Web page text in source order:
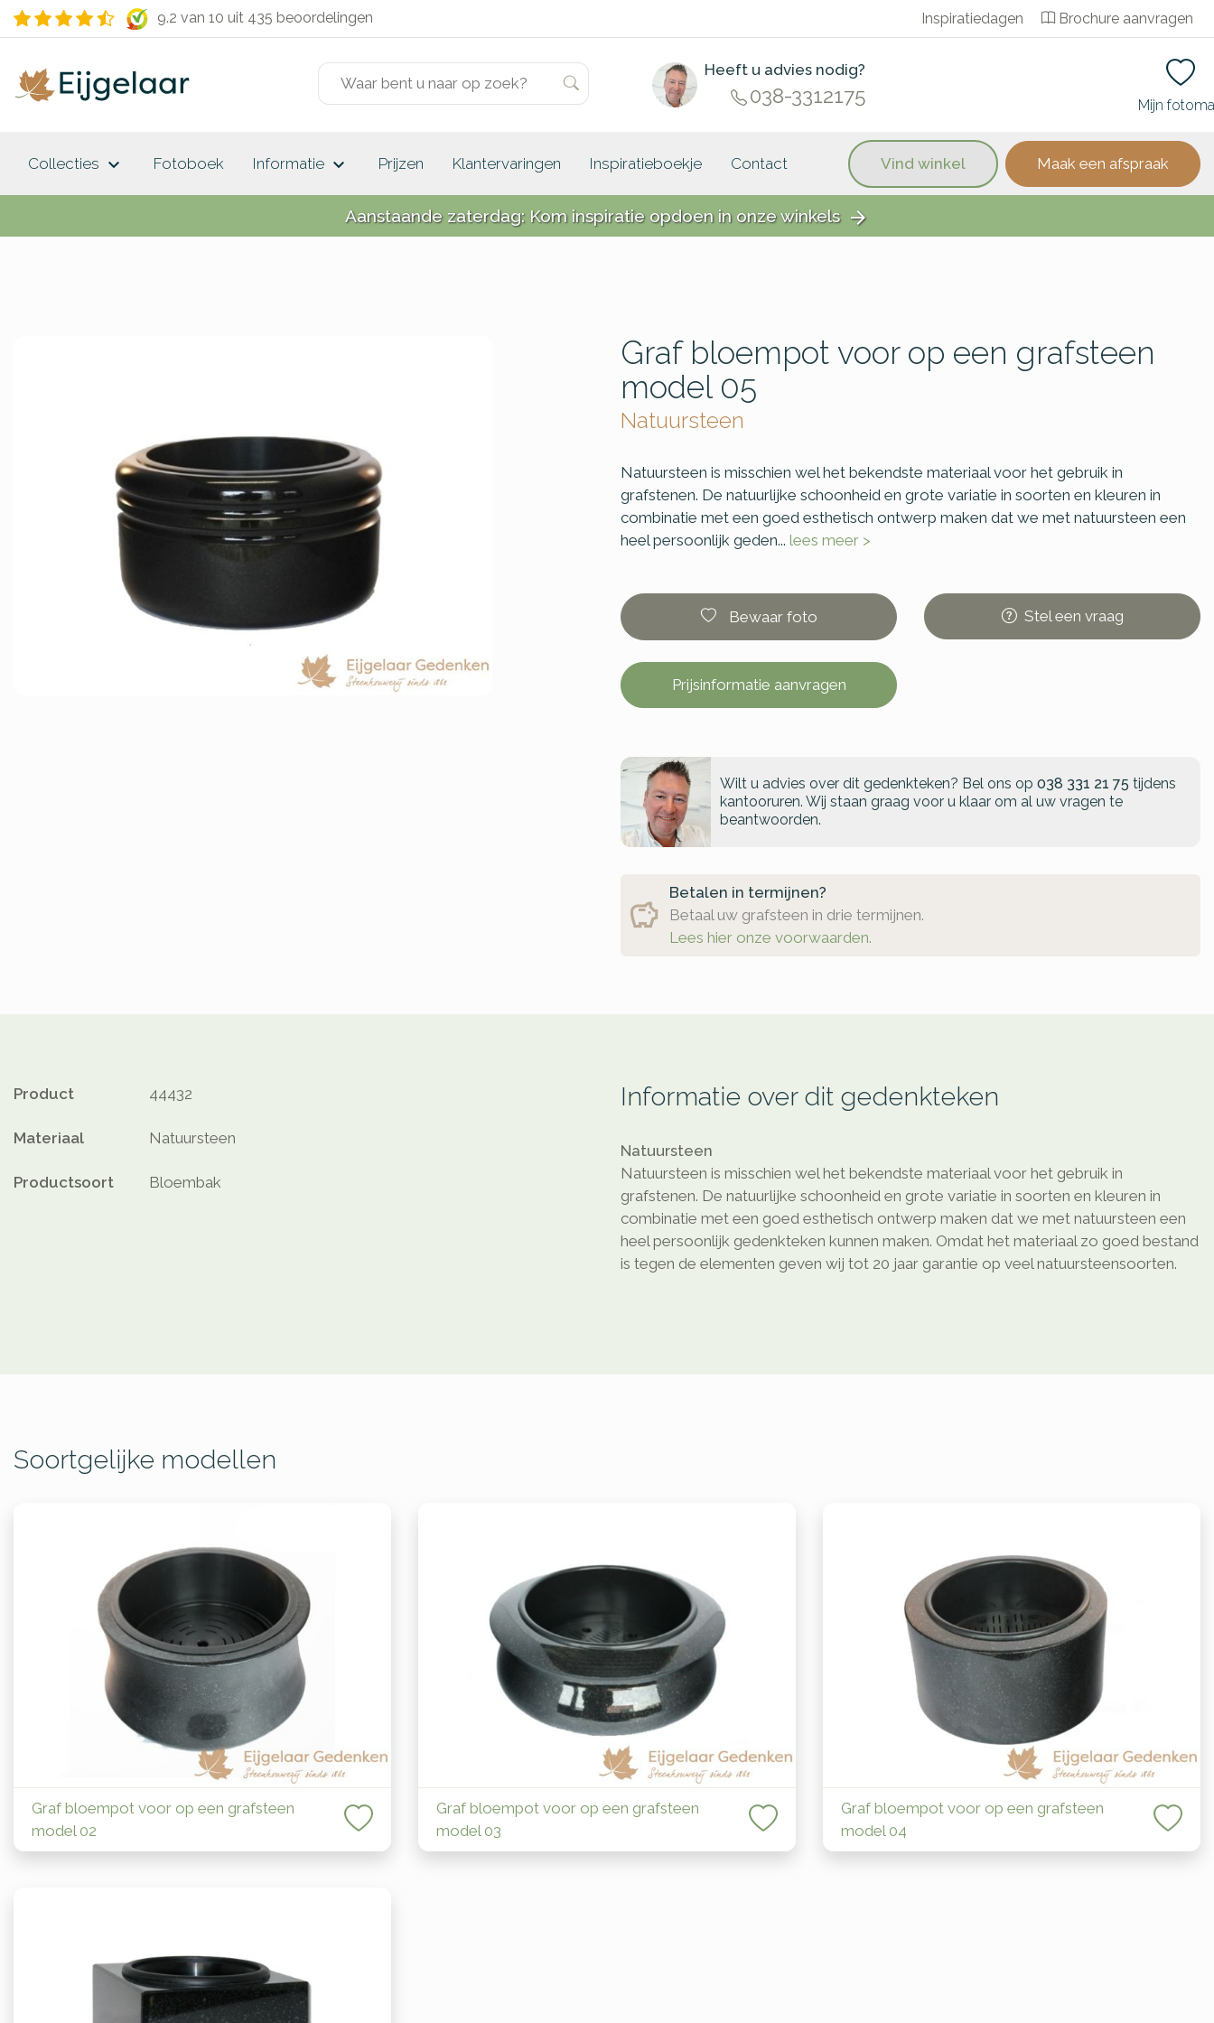
9.2 van 10 uit 435 beoordelingen Inspiratiedagen Brochure aanvragen
Heeft u advies nodig?
038-3312175 Mijn
Collecties keyboard_arrow_down Fotoboek Informatie keyboard_arrow_down Prijzen Klantervaringen Inspiratieboekje Contact Vind winkel Maak een afspraak
Aanstaande zaterdag: Kom inspiratie opdoen in onze winkels arrow_forward
Graf bloempot voor op een grafsteen
model 05
Natuursteen
Natuursteen is misschien wel het bekendste materiaal voor het gebruik in
grafstenen. De natuurlijke schoonheid en grote variatie in soorten en kleuren in
combinatie met een goed esthetisch ontwerp maken dat we met natuursteen een
heel persoonlijk geden... lees meer >
Bewaar foto Steleen vraag
Prijsinformatie aanvragen
Wilt u advies over dit gedenkteken? Bel ons op 038 331 21 75 tijdens
kantooruren. Wij staan graag voor u klaar om al uw vragen te
beantwoorden.
Betalen in termijnen?
Betaal uw grafsteen in drie termijnen.
Lees hier onze voorwaarden.
Product 44432
Materiaal Natuursteen
Productsoort Bloembak
Informatie over dit gedenkteken
Natuursteen
Natuursteen is misschien wel het bekendste materiaal voor het gebruik in
grafstenen. De natuurlijke schoonheid en grote variatie in soorten en kleuren in
combinatie met een goed esthetisch ontwerp maken dat we met natuursteen een
heel persoonlijk gedenkteken kunnen maken. Omdat het materiaal zo goed bestand
is tegen de elementen geven wij tot 20 jaar garantie op veel natuursteensoorten.
Soortgelijke modellen
Graf bloempot voor op een grafsteen
model 02
Graf bloempot voor op een grafsteen
model 03
Graf bloempot voor op een grafsteen
model 04